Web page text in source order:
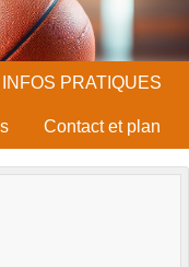
INFOS PRATIQUES
Contact et plan